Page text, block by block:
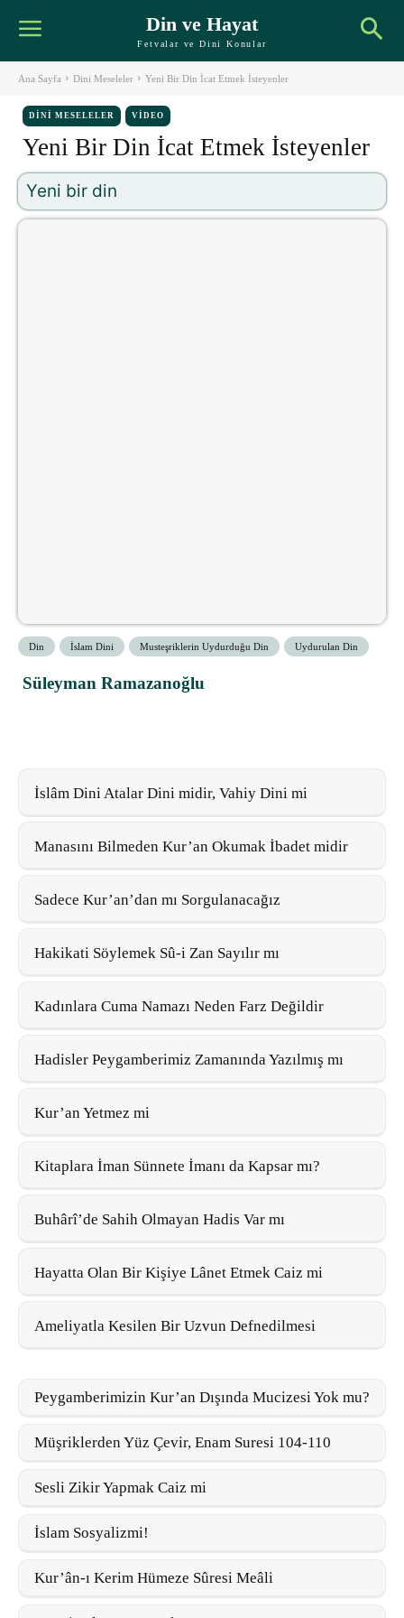
Din ve Hayat
Fetvalar ve Dini Konular
Ana Sayfa Dini Meseleler Yeni Bir Din İcat Etmek İsteyenler
DINI MESELELER VIDEO
Yeni Bir Din İcat Etmek İsteyenler
Yeni bir din
Din İslam Dini Musteşriklerin Uydurduğu Din Uydurulan Din
Süleyman Ramazanoğlu
İslâm Dini Atalar Dini midir, Vahiy Dini mi
Manasını Bilmeden Kur’an Okumak İbadet midir
Sadece Kur’an’dan mı Sorgulanacağız
Hakikati Söylemek Sû-i Zan Sayılır mı
Kadınlara Cuma Namazı Neden Farz Değildir
Hadisler Peygamberimiz Zamanında Yazılmış mı
Kur’an Yetmez mi
Kitaplara İman Sünnete İmanı da Kapsar mı?
Buhârî’de Sahih Olmayan Hadis Var mı
Hayatta Olan Bir Kişiye Lânet Etmek Caiz mi
Ameliyatla Kesilen Bir Uzvun Defnedilmesi
Peygamberimizin Kur’an Dışında Mucizesi Yok mu?
Müşriklerden Yüz Çevir, Enam Suresi 104-110
Sesli Zikir Yapmak Caiz mi
İslam Sosyalizmi!
Kur’ân-ı Kerim Hümeze Sûresi Meâli